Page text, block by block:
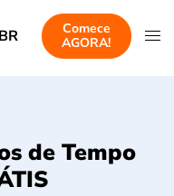
Comece
AGORA!
de Tempo